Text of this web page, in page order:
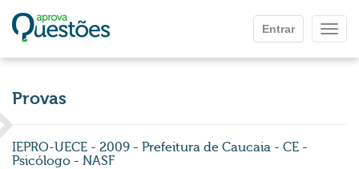
Entrar
Provas
IEPRO-UECE - 2009 - Prefeitura de Caucaia - CE -
Psicólogo - NASF